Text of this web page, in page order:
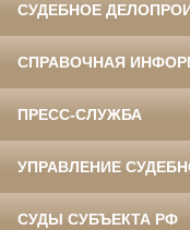
СУДЕБНОЕ
СПРАВОЧНАЯ
ПРЕСС-СЛУЖБА
УПРАВЛЕНИЕ
СУДЫ СУБЪЕКТА РФ